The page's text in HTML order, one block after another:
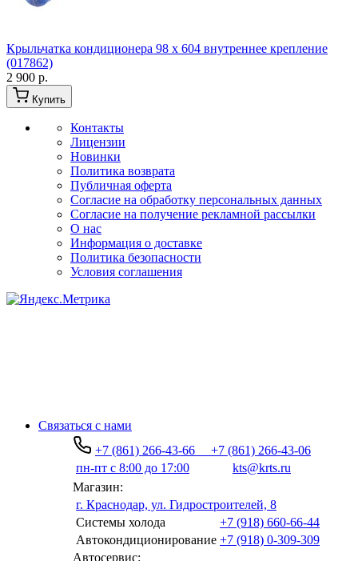
Крыльчатка кондиционера 98 x 604 внутреннее крепление
(017862)
2 900 р.
Купить
Контакты
Лицензии
Новинки
Политика возврата
Публичная оферта
Согласие на обработку персональных данных
Согласие на получение рекламной рассылки
О нас
Информация о доставке
Политика безопасности
Условия соглашения
Связаться с нами
+7 (861) 266-43-66
+7 (861) 266-43-06
пн-пт с 8:00 до 17:00
kts@krts.ru
Магазин:
г. Краснодар, ул. Гидростроителей, 8
Системы холода
+7 (918) 660-66-44
Автокондиционирование +7 (918) 0-309-309
Автосервис: